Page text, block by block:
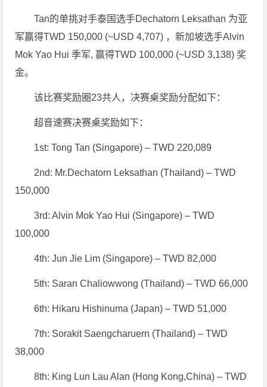
Tan的单挑对手泰国选手Dechatorn Leksathan 为亚
军赢得TWD 150,000 (~USD 4,707) ，新加坡选手Alvin
Mok Yao Hui 季军, 赢得TWD 100,000 (~USD 3,138) 奖
金。
该比赛奖励圈23共人，决赛桌奖励分配如下：
超音速赛决赛桌奖励如下：
1st: Tong Tan (Singapore) – TWD 220,089
2nd: Mr.Dechatorn Leksathan (Thailand) – TWD
150,000
3rd: Alvin Mok Yao Hui (Singapore) – TWD
100,000
4th: Jun Jie Lim (Singapore) – TWD 82,000
5th: Saran Chaliowwong (Thailand) – TWD 66,000
6th: Hikaru Hishinuma (Japan) – TWD 51,000
7th: Sorakit Saengcharuern (Thailand) – TWD
38,000
8th: King Lun Lau Alan (Hong Kong,China) – TWD